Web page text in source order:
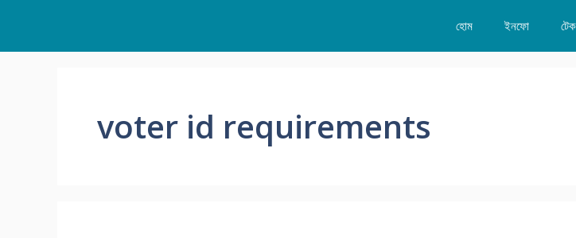
content
হোম ইনফো
voter id requirements